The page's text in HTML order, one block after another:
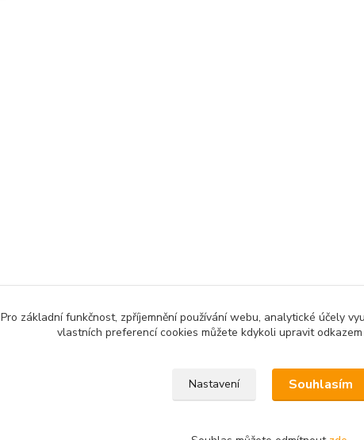
Pro základní funkčnost, zpříjemnění používání webu, analytické účely
vlastních preferencí cookies můžete kdykoli upravit
Nastavení Souhlasím